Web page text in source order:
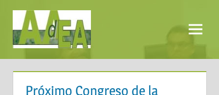
contenido
AADEA Menú
Próximo Congreso de la